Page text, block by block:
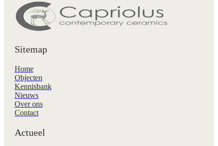
Sitemap
Home
Objecten
Kennisbank
Nieuws
Over ons
Contact
Actueel